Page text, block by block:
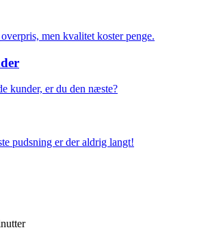
men kvalitet koster penge.
kunder, er du den næste?
pudsning er der aldrig langt!